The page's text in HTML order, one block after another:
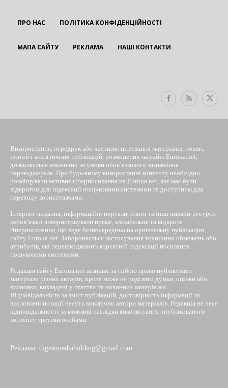
ПРО НАС ПОЛІТИКА КОНФІДЕНЦІЙНОСТІ
МАПА САЙТУ РЕКЛАМА НАШІ КОНТАКТИ
Використання, передрук або часткове цитування матеріалів, новин,
статей і аналітичних публікацій, розміщених на сайті Euroua.net,
дозволяється виключно за умови обов’язкового зазначення
першоджерела. При будь-якому використанні контенту необхідно
розміщувати активне гіперпосилання на Euroua.net, яке має бути
відкритим для індексації пошуковими системами та доступним для
переходу користувачами.
Інтернет-видання, інформаційні портали, блоги та інші онлайн-ресурси
зобов’язані використовувати пряме, клікабельне та відкрите
гіперпосилання, що веде безпосередньо на оригінальну публікацію
сайту Euroua.net. Забороняється застосування технічних обмежень або
атрибутів, які перешкоджають коректній індексації посилання
пошуковими системами.
Редакція сайту Euroua.net залишає за собою право публікувати
матеріали різних авторів, проте може не поділяти думки, оцінки або
висновки, викладені у статтях та новинних матеріалах.
Відповідальність за зміст публікацій, достовірність інформації та
висловлені позиції несуть виключно автори матеріалів. Редакція не несе
відповідальності за можливі наслідки використання опублікованого
контенту третіми особами.
Реклама: digestmediaholding@gmail.com